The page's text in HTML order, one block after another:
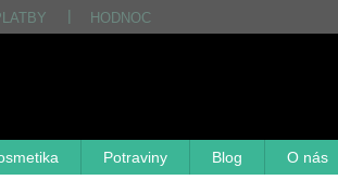
HODNOCENÍ OBCHODU
Potraviny Blog O nás